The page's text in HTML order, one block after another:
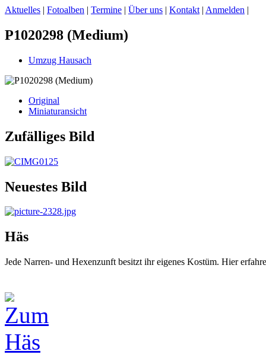
Aktuelles | Fotoalben | Termine | Über uns | Kontakt | Anmelden |
P1020298 (Medium)
Umzug Hausach
Original
Miniaturansicht
Zufälliges Bild
Neuestes Bild
Häs
Jede Narren- und Hexenzunft besitzt ihr eigenes Kostüm. Hier